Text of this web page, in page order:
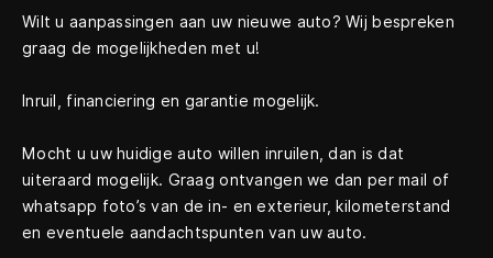
Wilt u aanpassingen aan uw nieuwe auto? Wij bespreken
graag de mogelijkheden met u!
Inruil, financiering en garantie mogelijk.
Mocht u uw huidige auto willen inruilen, dan is dat
uiteraard mogelijk. Graag ontvangen we dan per mail of
whatsapp foto’s van de in- en exterieur, kilometerstand
en eventuele aandachtspunten van uw auto.